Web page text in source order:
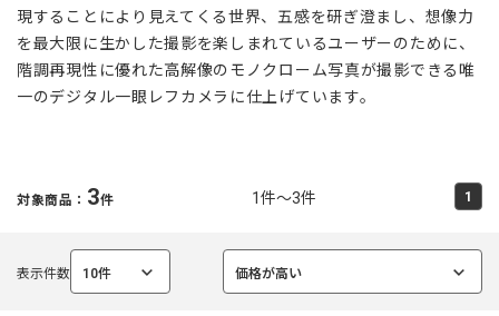
現することにより見えてくる世界、五感を研ぎ澄まし、想像力
を最大限に生かした撮影を楽しまれているユーザーのために、
階調再現性に優れた高解像のモノクローム写真が撮影できる唯
一のデジタル一眼レフカメラに仕上げています。
対象商品： 3件 1件～3件 1
表示件数 10件
選
価格が高い
選